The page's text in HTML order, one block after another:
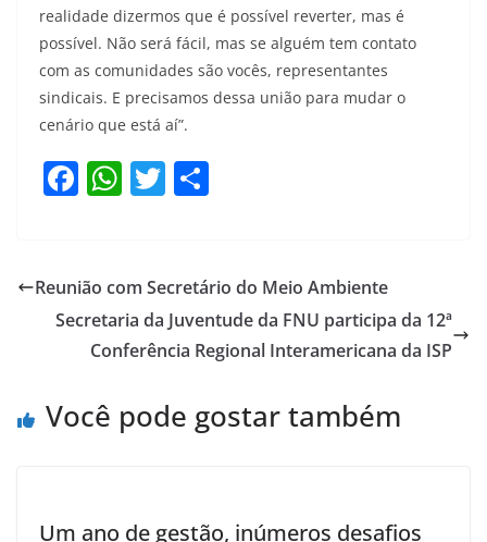
realidade dizermos que é possível reverter, mas é
possível. Não será fácil, mas se alguém tem contato
com as comunidades são vocês, representantes
sindicais. E precisamos dessa união para mudar o
cenário que está aí”.
F
e
b
o
k
W
s
A
p
T
er e
Reunião com Secretário do Meio Ambiente
Secretaria da Juventude da FNU participa da 12ª
Conferência Regional Interamericana da ISP
Você pode gostar também
Um ano de gestão, inúmeros desafios